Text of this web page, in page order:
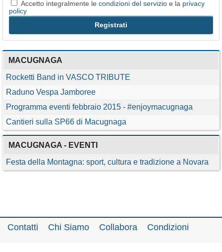
Accetto integralmente le condizioni del servizio e la privacy
policy
MACUGNAGA
Rocketti Band in VASCO TRIBUTE
Raduno Vespa Jamboree
Programma eventi febbraio 2015 - #enjoymacugnaga
Cantieri sulla SP66 di Macugnaga
MACUGNAGA - EVENTI
Festa della Montagna: sport, cultura e tradizione a Novara
Contatti Chi Siamo Collabora
Condizioni